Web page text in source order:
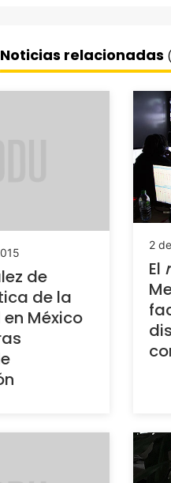
Noticias relacionadas
de
de la
en México
2
El